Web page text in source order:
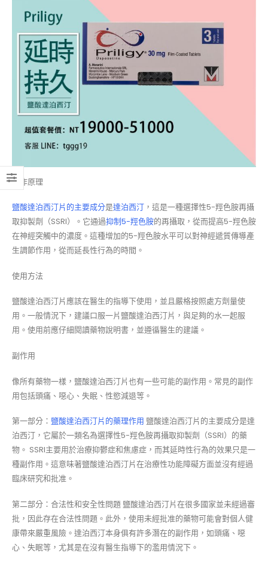
工作原理
鹽酸達泊西汀片的主要成分是達泊西汀 ，這是一種選擇性5-羥色胺再攝
取抑製劑（SSRI）。它通過抑制5-羥色胺的再攝取，從而提高5-羥色胺
在神經突觸中的濃度。這種增加的5-羥色胺水平可以對神經遞質傳導產
生調節作用，從而延長性行為的時間。
使用方法
鹽酸達泊西汀片應該在醫生的指導下使用，並且嚴格按照處方劑量使
用。一般情況下，建議口服一片鹽酸達泊西汀片，與足夠的水一起服
用。使用前應仔細閱讀藥物說明書，並遵循醫生的建議。
副作用
像所有藥物一樣，鹽酸達泊西汀片也有一些可能的副作用。常見的副作
用包括頭痛、噁心、失眠、性慾減退等。
第一部分： 鹽酸達泊西汀片的藥理作用 鹽酸達泊西汀片的主要成分是達
泊西汀，它屬於一類名為選擇性5-羥色胺再攝取抑製劑（SSRI）的藥
物。 SSRI主要用於治療抑鬱症和焦慮症，而其延時性行為的效果只是一
種副作用。這意味著鹽酸達泊西汀片在治療性功能障礙方面並沒有經過
臨床研究和批准。
第二部分：合法性和安全性問題 鹽酸達泊西汀片在很多國家並未經過審
批，因此存在合法性問題。此外，使用未經批准的藥物可能會對個人健
康帶來嚴重風險。達泊西汀本身俱有許多潛在的副作用，如頭痛、噁
心、失眠等，尤其是在沒有醫生指導下的濫用情況下。